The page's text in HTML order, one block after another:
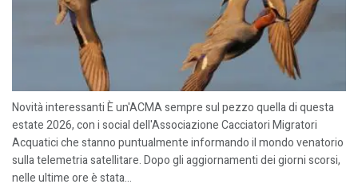
Novità interessanti È un'ACMA sempre sul pezzo quella di questa
estate 2026, con i social dell'Associazione Cacciatori Migratori
Acquatici che stanno puntualmente informando il mondo venatorio
sulla telemetria satellitare. Dopo gli aggiornamenti dei giorni scorsi,
nelle ultime ore è stata...